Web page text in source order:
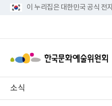
이 누리집은 대한민국 공식 전
소식